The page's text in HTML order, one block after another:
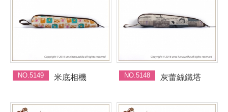
NO.5149 米底相機 NO.5148 灰蕾絲鐵塔